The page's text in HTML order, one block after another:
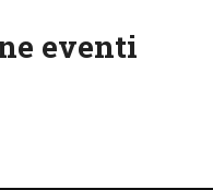
eventi